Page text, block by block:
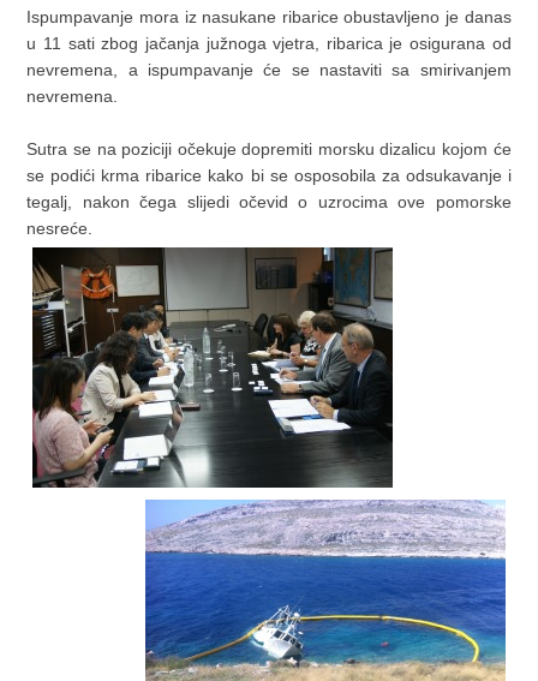
Ispumpavanje mora iz nasukane ribarice obustavljeno je danas
u 11 sati zbog jačanja južnoga vjetra, ribarica je osigurana od
nevremena, a ispumpavanje će se nastaviti sa smirivanjem
nevremena.
Sutra se na poziciji očekuje dopremiti morsku dizalicu kojom će
se podići krma ribarice kako bi se osposobila za odsukavanje i
tegalj, nakon čega slijedi očevid o uzrocima ove pomorske
nesreće.